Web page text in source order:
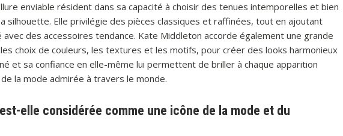
enviable résident dans sa capacité à choisir des tenues intemporelles et bien
silhouette. Elle privilégie des pièces classiques et raffinées, tout en ajoutant
des accessoires tendance. Kate Middleton accorde également une grande
choix de couleurs, les textures et les motifs, pour créer des looks harmonieux
et sa confiance en elle-même lui permettent de briller à chaque apparition
la mode admirée à travers le monde.
elle considérée comme une icône de la mode et du